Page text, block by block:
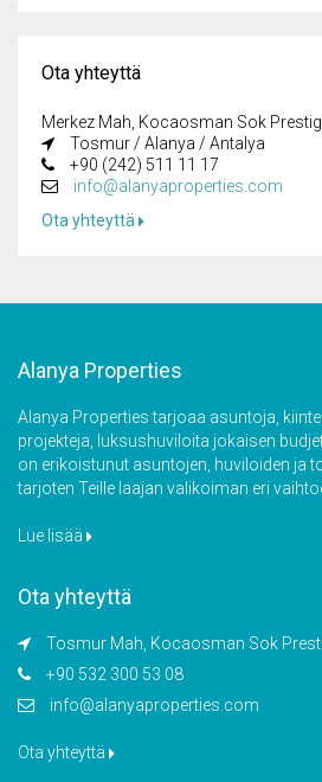
Ota yhteyttä
Merkez Mah, Kocaosman Sok
Tosmur / Alanya / Antalya
+90 (242) 511 11 17
info@alanyaproperties.com
Ota yhteyttä
Alanya Properties
Alanya Properties tarjoaa asuntoja,
projekteja, luksushuviloita jokaisen
on erikoistunut asuntojen, huviloiden ja
tarjoten Teille laajan valikoiman eri
Lue lisää
Ota yhteyttä
Tosmur Mah, Kocaosman Sok
+90 532 300 53 08
info@alanyaproperties.com
Ota yhteyttä